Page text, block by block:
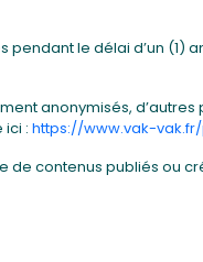
le délai d’un
anonymisés,
: https://www.vak-
contenus publiés ou